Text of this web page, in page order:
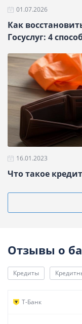
01.07.2026
Как
Госуслуг: 4
16.01.2023
Что такое
Отзывы о
Кредиты
Т-Банк